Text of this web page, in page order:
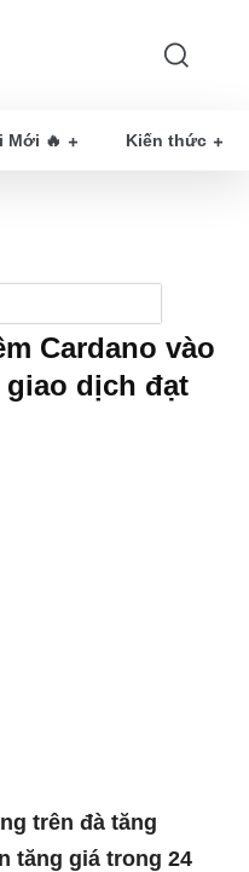
Mới 🔥 Kiến thức
Cardano vào
dịch đạt
trên đà tăng
tăng giá trong 24